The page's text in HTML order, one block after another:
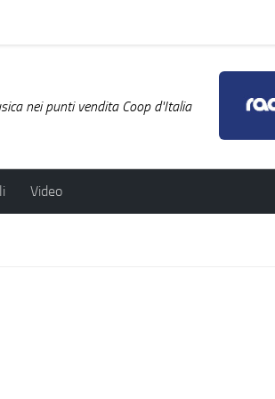
nei punti vendita Coop d'Italia
Video